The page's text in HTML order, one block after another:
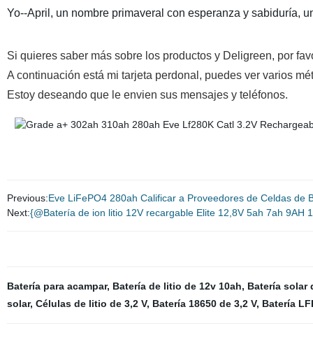
Yo--April, un nombre primaveral con esperanza y sabiduría,
Si quieres saber más sobre los productos y Deligreen, por
A continuación está mi tarjeta perdonal, puedes ver varios
Estoy deseando que le envien sus mensajes y teléfonos.
Previous:Eve LiFePO4 280ah Calificar a Proveedores de Celdas
Next:{@Batería de ion litio 12V recargable Elite 12,8V 5ah 7ah
Batería para acampar, Batería de litio de 12v 10ah, Batería solar
solar, Células de litio de 3,2 V, Batería 18650 de 3,2 V, Batería